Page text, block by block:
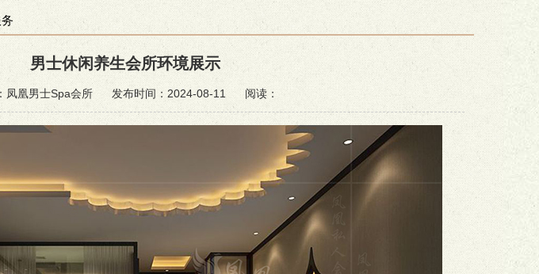
男士休闲养生会所环境展示
凤凰男士Spa会所 发布时间：2024-08-11 阅读：